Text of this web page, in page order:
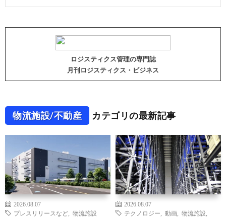
ロジスティクス管理の専門誌
月刊ロジスティクス・ビジネス
物流施設/不動産 カテゴリの最新記事
2026.08.07
プレスリリースなど
物流施設
2026.08.07
テクノロジー
動画 物流施設